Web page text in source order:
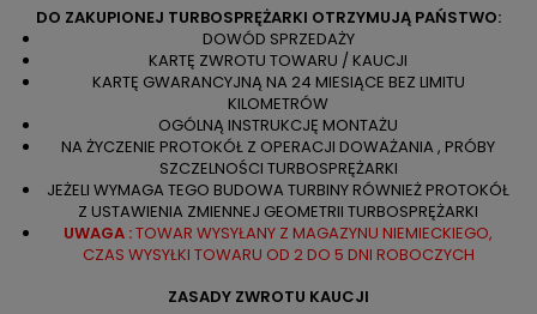
DO ZAKUPIONEJ TURBOSPRĘŻARKI OTRZYMUJĄ PAŃSTWO:
DOWÓD SPRZEDAŻY
KARTĘ ZWROTU TOWARU / KAUCJI
KARTĘ GWARANCYJNĄ NA 24 MIESIĄCE BEZ LIMITU
KILOMETRÓW
OGÓLNĄ INSTRUKCJĘ MONTAŻU
NA ŻYCZENIE PROTOKÓŁ Z OPERACJI DOWAŻANIA , PRÓBY
SZCZELNOŚCI TURBOSPRĘŻARKI
JEŻELI WYMAGA TEGO BUDOWA TURBINY RÓWNIEŻ PROTOKÓŁ
Z USTAWIENIA ZMIENNEJ GEOMETRII TURBOSPRĘŻARKI
UWAGA :TOWAR WYSYŁANY Z MAGAZYNU NIEMIECKIEGO,
CZAS WYSYŁKI TOWARU OD 2 DO 5 DNI ROBOCZYCH
ZASADY ZWROTU KAUCJI